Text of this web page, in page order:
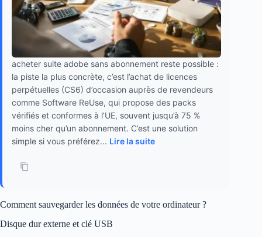
acheter suite adobe sans abonnement reste possible :
la piste la plus concrète, c’est l’achat de licences
perpétuelles (CS6) d’occasion auprès de revendeurs
comme Software ReUse, qui propose des packs
vérifiés et conformes à l’UE, souvent jusqu’à 75 %
moins cher qu’un abonnement. C’est une solution
simple si vous préférez... Lire la suite
Comment sauvegarder les données de votre ordinateur ?
Disque dur externe et clé USB